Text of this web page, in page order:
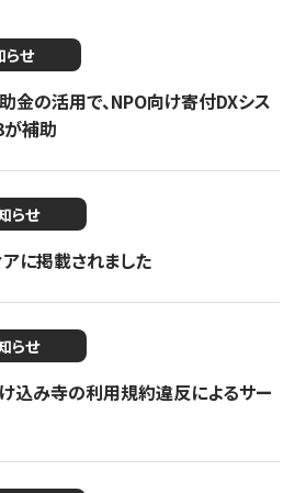
らせ
金の活用で、NPO向け寄付DXシス
補助
らせ
に掲載されました
らせ
込み寺の利用規約違反によるサー